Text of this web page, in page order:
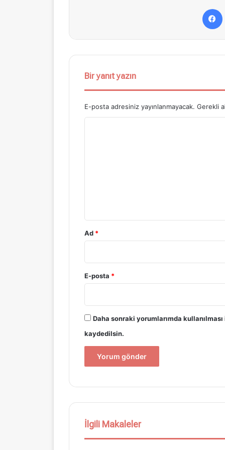
Bir yanıt yazın
E-posta adresiniz yayınlanmayacak. Gerekli
Ad *
E-posta *
Daha sonraki yorumlarımda
kaydedilsin.
İlgili Makaleler